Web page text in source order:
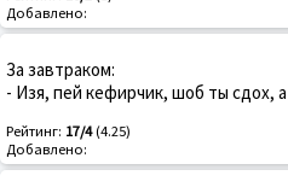
Добавлено:
За завтраком:
- Изя, пей кефирчик, шоб ты сдох,
Рейтинг: 17/4(4.25)
Добавлено: